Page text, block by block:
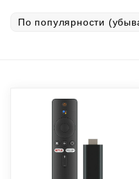
Watch
TV
приставки
По популярности